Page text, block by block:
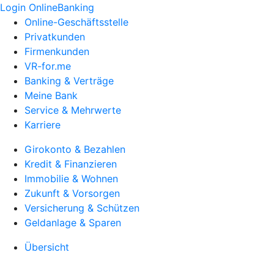
Login OnlineBanking
Online-Geschäftsstelle
Privatkunden
Firmenkunden
VR-for.me
Banking & Verträge
Meine Bank
Service & Mehrwerte
Karriere
Girokonto & Bezahlen
Kredit & Finanzieren
Immobilie & Wohnen
Zukunft & Vorsorgen
Versicherung & Schützen
Geldanlage & Sparen
Übersicht